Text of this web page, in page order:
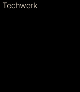
Techwerk